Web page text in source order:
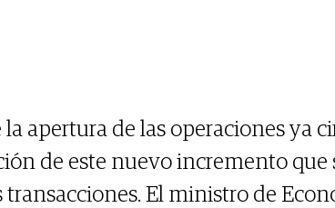
la apertura de las operaciones ya
de este nuevo incremento que
transacciones. El ministro de